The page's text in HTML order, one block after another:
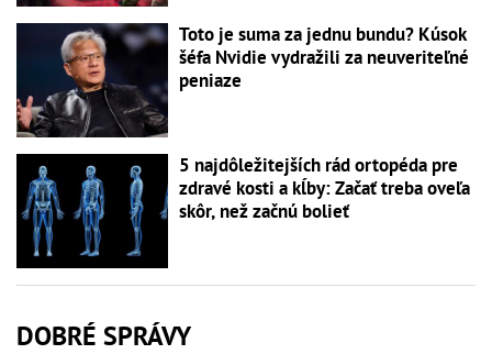
Toto je suma za jednu bundu? Kúsok
šéfa Nvidie vydražili za neuveriteľné
peniaze
5 najdôležitejších rád ortopéda pre
zdravé kosti a kĺby: Začať treba oveľa
skôr, než začnú bolieť
DOBRÉ SPRÁVY